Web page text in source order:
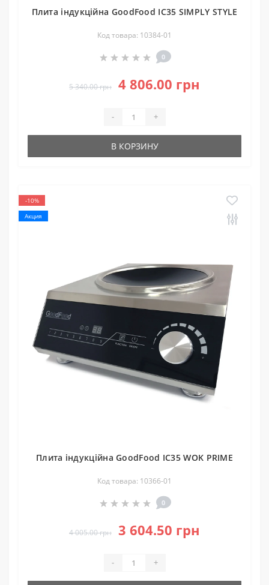
Плита індукційна GoodFood IC35 SIMPLY STYLE
Код товара: 10384-01
0
5 340.00 грн 4 806.00 грн
- +
В КОРЗИНУ
-10%
Акция
Плита індукційна GoodFood IC35 WOK PRIME
Код товара: 10366-01
0
4 005.00 грн 3 604.50 грн
- +